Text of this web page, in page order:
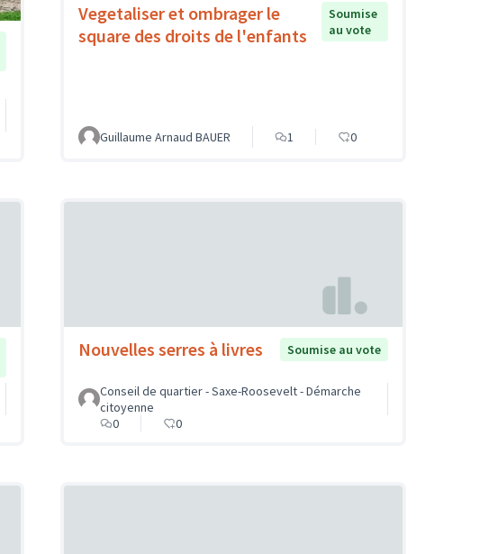
Vegetaliser et ombrager le
square des droits de l'enfants
Soumise
au vote
Guillaume Arnaud BAUER 1 0
Nouvelles serres à livres Soumise au vote
Conseil de quartier - Saxe-Roosevelt - Démarche
citoyenne
0
0